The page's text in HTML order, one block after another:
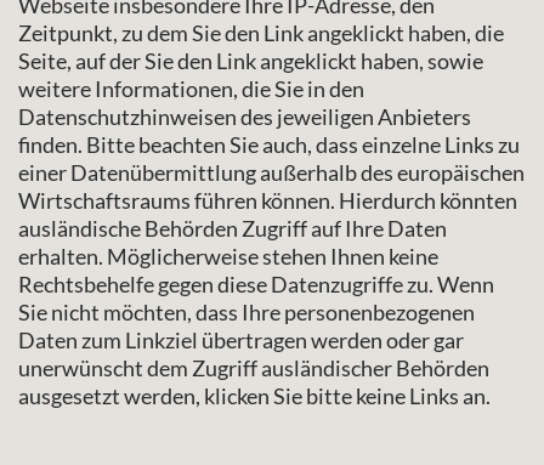
Webseite insbesondere Ihre IP-Adresse, den
Zeitpunkt, zu dem Sie den Link angeklickt haben, die
Seite, auf der Sie den Link angeklickt haben, sowie
weitere Informationen, die Sie in den
Datenschutzhinweisen des jeweiligen Anbieters
finden. Bitte beachten Sie auch, dass einzelne Links zu
einer Datenübermittlung außerhalb des europäischen
Wirtschaftsraums führen können. Hierdurch könnten
ausländische Behörden Zugriff auf Ihre Daten
erhalten. Möglicherweise stehen Ihnen keine
Rechtsbehelfe gegen diese Datenzugriffe zu. Wenn
Sie nicht möchten, dass Ihre personenbezogenen
Daten zum Linkziel übertragen werden oder gar
unerwünscht dem Zugriff ausländischer Behörden
ausgesetzt werden, klicken Sie bitte keine Links an.